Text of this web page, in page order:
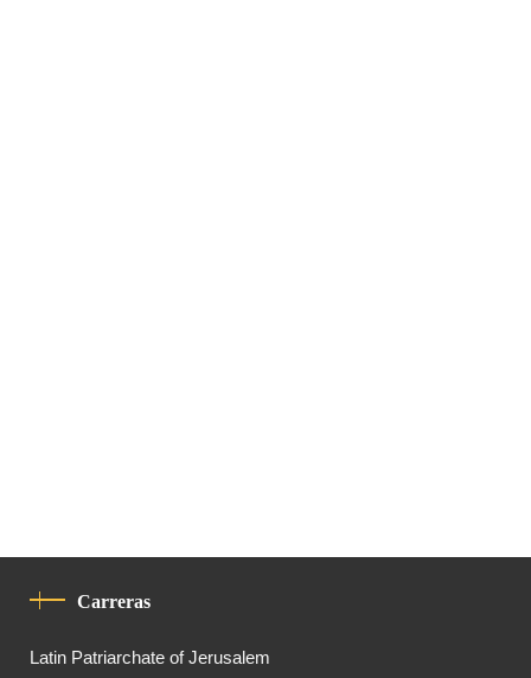
Carreras
Latin Patriarchate of Jerusalem